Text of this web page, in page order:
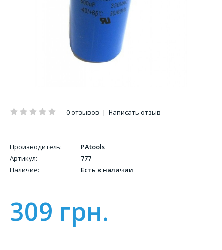
0 отзывов | Написать отзыв
Производитель:
PAtools
Артикул:
777
Наличие:
Есть в наличии
309 грн.